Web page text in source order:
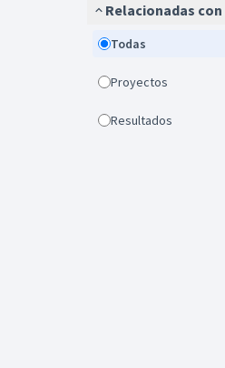
Relacionadas con
Todas
Proyectos
Resultados